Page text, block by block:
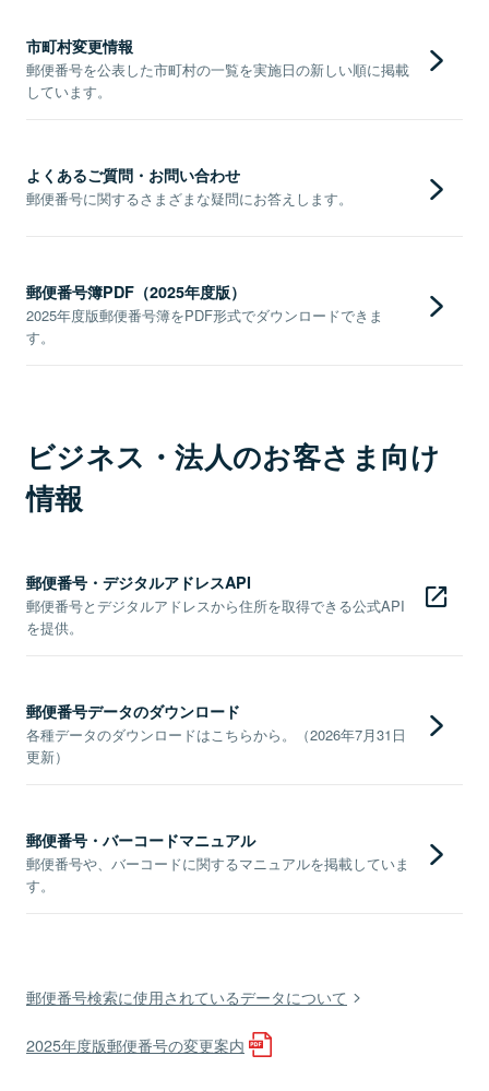
市町村変更情報
郵便番号を公表した市町村の一覧を実施日の新しい順に掲載
しています。
よくあるご質問・お問い合わせ
郵便番号に関するさまざまな疑問にお答えします。
郵便番号簿PDF（2025年度版）
2025年度版郵便番号簿をPDF形式でダウンロードできま
す。
ビジネス・法人のお客さま向け
情報
郵便番号・デジタルアドレスAPI
郵便番号とデジタルアドレスから住所を取得できる公式API
を提供。
郵便番号データのダウンロード
各種データのダウンロードはこちらから。（2026年7月31日
更新）
郵便番号・バーコードマニュアル
郵便番号や、バーコードに関するマニュアルを掲載していま
す。
郵便番号検索に使用されているデータについて
2025年度版郵便番号の変更案内